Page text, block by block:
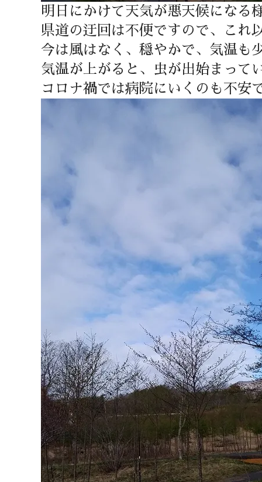
明日にかけて天気が悪天候になる
県道の迂回は不便ですので、こ
今は風はなく、穏やかで、気温も
気温が上がると、虫が出始まって
コロナ禍では病院にいくのも不安